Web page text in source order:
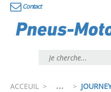
Contact
ACCEUIL > ... >